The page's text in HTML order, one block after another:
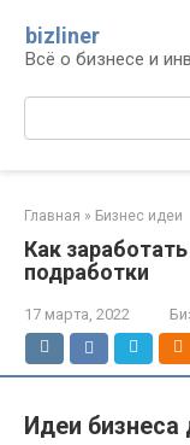
контенту
bizliner
Всё о бизнесе и
Поиск:
Главная » Бизнес идеи
Как
подработки
17 марта, 2022
Идеи